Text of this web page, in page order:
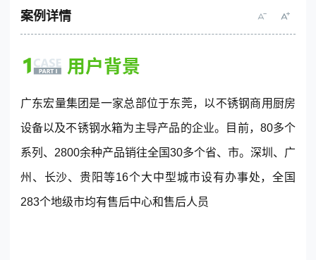
© 2013-2023 www.digrow.com All Rights Reserved
案例详情
广东宏量集团是一家总部位于东莞，以不锈钢商用厨房
设备以及不锈钢水箱为主导产品的企业。目前，80多个
系列、2800余种产品销往全国30多个省、市。深圳、广
州、长沙、贵阳等16个大中型城市设有办事处，全国
283个地级市均有售后中心和售后人员